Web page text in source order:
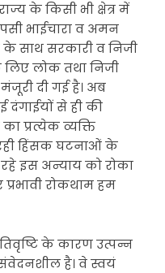
के किसी भी क्षेत्र में
भाईचारा व अमन
साथ सरकारी व निजी
लोक तथा निजी
दी गई है। अब
से ही की
प्रत्येक व्यक्ति
रही हिंसक घटनाओं के
रहे इस अन्याय को रोका
रोकथाम हम
के कारण उत्पन्न
है। वे स्वयं